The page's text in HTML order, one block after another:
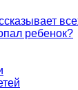
ребенок?